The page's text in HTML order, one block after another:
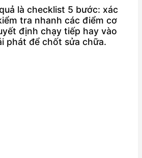
là checklist 5 bước: xác
tra nhanh các điểm cơ
định chạy tiếp hay vào
phát để chốt sửa chữa.